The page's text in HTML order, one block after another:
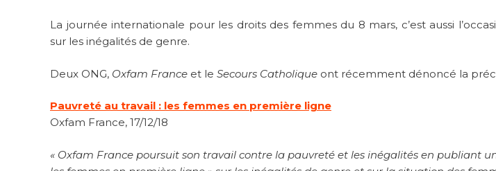
La journée internationale pour les droits des femmes du 8 mars, c’est aussi
sur les inégalités de genre.
Deux ONG, Oxfam France et le Secours Catholique ont récemment dénoncé la
Pauvreté au travail : les femmes en première ligne
Oxfam France, 17/12/18
« Oxfam France poursuit son travail contre la pauvreté et les inégalités en publiant